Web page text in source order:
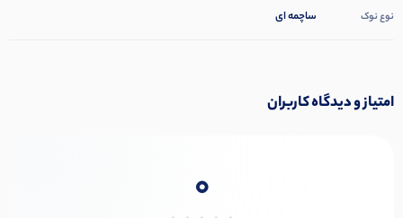
نوع نوک ساچمه ای
امتیاز و دیدگاه کاربران
0